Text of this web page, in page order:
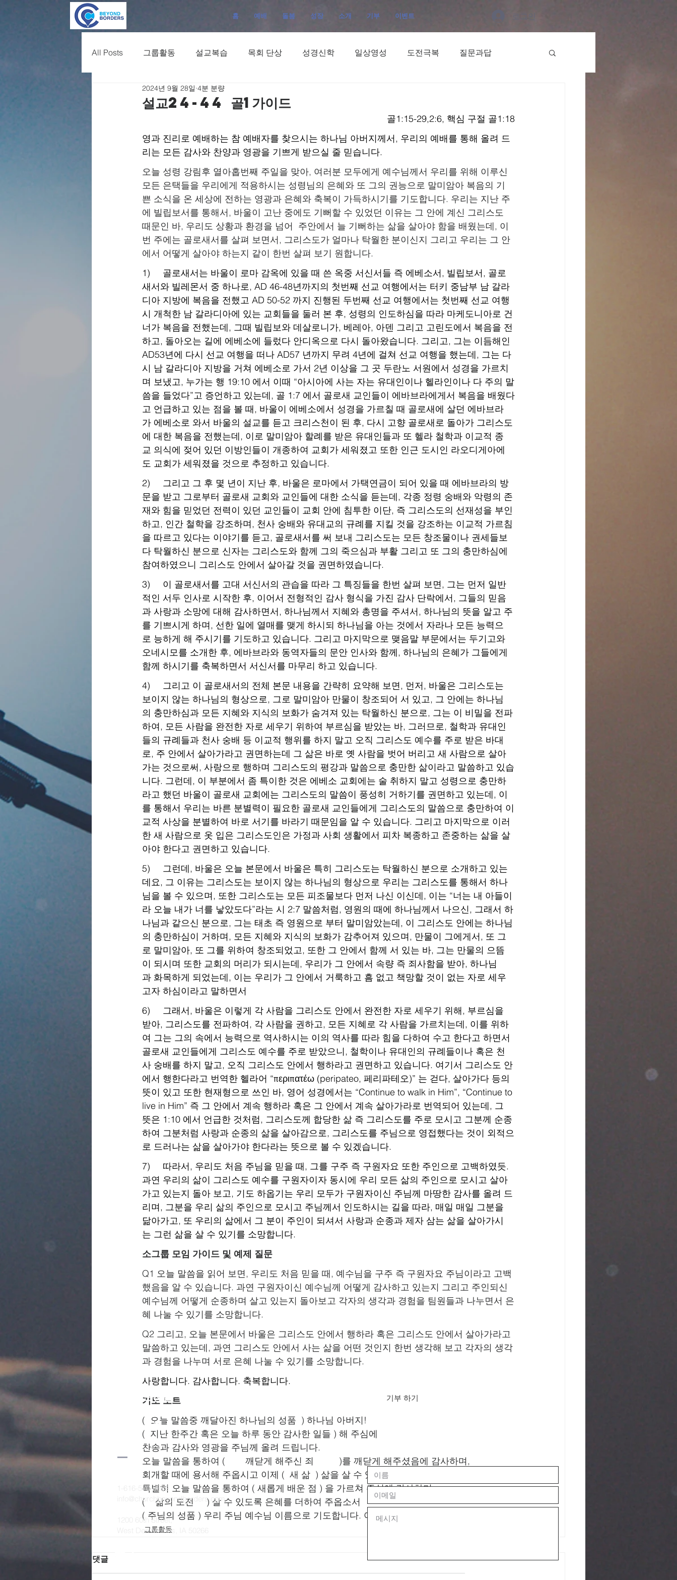
홈 예배 돌봄 성장 소개 기부 이벤트
All Posts 그룹활동 설교복습 목회 단상 성경신학 일상영성 도전극복 질문과답
설교24-44 골1가이드
2024년 9월 28일 4분 분량
골1:15-29,2:6, 핵심 구절 골1:18
영과 진리로 예배하는 참 예배자를 찾으시는 하나님 아버지께서, 우리의 예배를 통해 올려 드
리는 모든 감사와 찬양과 영광을 기쁘게 받으실 줄 믿습니다.
오늘 성령 강림후 열아홉번째 주일을 맞아, 여러분 모두에게 예수님께서 우리를 위해 이루신
모든 은택들을 우리에게 적용하시는 성령님의 은혜와 또 그의 권능으로 말미암아 복음의 기
쁜 소식을 온 세상에 전하는 영광과 은혜와 축복이 가득하시기를 기도합니다. 우리는 지난 주
에 빌립보서를 통해서, 바울이 고난 중에도 기뻐할 수 있었던 이유는 그 안에 계신 그리스도
때문인 바, 우리도 상황과 환경을 넘어  주안에서 늘 기뻐하는 삶을 살아야 함을 배웠는데, 이
번 주에는 골로새서를 살펴 보면서, 그리스도가 얼마나 탁월한 분이신지 그리고 우리는 그 안
에서 어떻게 살아야 하는지 같이 한번 살펴 보기 원합니다.
1)     골로새서는 바울이 로마 감옥에 있을 때 쓴 옥중 서신서들 즉 에베소서, 빌립보서, 골로
새서와 빌레몬서 중 하나로, AD 46-48년까지의 첫번째 선교 여행에서는 터키 중남부 남 갈라
디아 지방에 복음을 전했고 AD 50-52 까지 진행된 두번째 선교 여행에서는 첫번째 선교 여행
시 개척한 남 갈라디아에 있는 교회들을 둘러 본 후, 성령의 인도하심을 따라 마케도니아로 건
너가 복음을 전했는데, 그때 빌립보와 데살로니가, 베레아, 아덴 그리고 고린도에서 복음을 전
하고, 돌아오는 길에 에베소에 들렀다 안디옥으로 다시 돌아왔습니다. 그리고, 그는 이듬해인
AD53년에 다시 선교 여행을 떠나 AD57 년까지 무려 4년에 걸쳐 선교 여행을 했는데, 그는 다
시 남 갈라디아 지방을 거쳐 에베소로 가서 2년 이상을 그 곳 두란노 서원에서 성경을 가르치
며 보냈고, 누가는 행 19:10 에서 이때 “아시아에 사는 자는 유대인이나 헬라인이나 다 주의 말
씀을 들었다”고 증언하고 있는데, 골 1:7 에서 골로새 교인들이 에바브라에게서 복음을 배웠다
고 언급하고 있는 점을 볼 때, 바울이 에베소에서 성경을 가르칠 때 골로새에 살던 에바브라
가 에베소로 와서 바울의 설교를 듣고 크리스천이 된 후, 다시 고향 골로새로 돌아가 그리스도
에 대한 복음을 전했는데, 이로 말미암아 할례를 받은 유대인들과 또 헬라 철학과 이교적 종
교 의식에 젖어 있던 이방인들이 개종하여 교회가 세워졌고 또한 인근 도시인 라오디게아에
도 교회가 세워졌을 것으로 추정하고 있습니다.
2)     그리고 그 후 몇 년이 지난 후, 바울은 로마에서 가택연금이 되어 있을 때 에바브라의 방
문을 받고 그로부터 골로새 교회와 교인들에 대한 소식을 듣는데, 각종 정령 숭배와 악령의 존
재와 힘을 믿었던 전력이 있던 교인들이 교회 안에 침투한 이단, 즉 그리스도의 선재성을 부인
하고, 인간 철학을 강조하며, 천사 숭배와 유대교의 규례를 지킬 것을 강조하는 이교적 가르침
을 따르고 있다는 이야기를 듣고, 골로새서를 써 보내 그리스도는 모든 창조물이나 권세들보
다 탁월하신 분으로 신자는 그리스도와 함께 그의 죽으심과 부활 그리고 또 그의 충만하심에
참여하였으니 그리스도 안에서 살아갈 것을 권면하였습니다.
3)     이 골로새서를 고대 서신서의 관습을 따라 그 특징들을 한번 살펴 보면, 그는 먼저 일반
적인 서두 인사로 시작한 후, 이어서 전형적인 감사 형식을 가진 감사 단락에서, 그들의 믿음
과 사랑과 소망에 대해 감사하면서, 하나님께서 지혜와 총명을 주셔서, 하나님의 뜻을 알고 주
를 기쁘시게 하며, 선한 일에 열매를 맺게 하시되 하나님을 아는 것에서 자라나 모든 능력으
로 능하게 해 주시기를 기도하고 있습니다. 그리고 마지막으로 맺음말 부문에서는 두기고와
오네시모를 소개한 후, 에바브라와 동역자들의 문안 인사와 함께, 하나님의 은혜가 그들에게
함께 하시기를 축복하면서 서신서를 마무리 하고 있습니다.
4)     그리고 이 골로새서의 전체 본문 내용을 간략히 요약해 보면, 먼저, 바울은 그리스도는
보이지 않는 하나님의 형상으로, 그로 말미암아 만물이 창조되어 서 있고, 그 안에는 하나님
의 충만하심과 모든 지혜와 지식의 보화가 숨겨져 있는 탁월하신 분으로, 그는 이 비밀을 전파
하여, 모든 사람을 완전한 자로 세우기 위하여 부르심을 받았는 바, 그러므로, 철학과 유대인
들의 규례들과 천사 숭배 등 이교적 행위를 하지 말고 오직 그리스도 예수를 주로 받은 바대
로, 주 안에서 살아가라고 권면하는데 그 삶은 바로 옛 사람을 벗어 버리고 새 사람으로 살아
가는 것으로써, 사랑으로 행하며 그리스도의 평강과 말씀으로 충만한 삶이라고 말씀하고 있습
니다. 그런데, 이 부분에서 좀 특이한 것은 에베소 교회에는 술 취하지 말고 성령으로 충만하
라고 했던 바울이 골로새 교회에는 그리스도의 말씀이 풍성히 거하기를 권면하고 있는데, 이
를 통해서 우리는 바른 분별력이 필요한 골로새 교인들에게 그리스도의 말씀으로 충만하여 이
교적 사상을 분별하여 바로 서기를 바라기 때문임을 알 수 있습니다. 그리고 마지막으로 이러
한 새 사람으로 옷 입은 그리스도인은 가정과 사회 생활에서 피차 복종하고 존중하는 삶을 살
아야 한다고 권면하고 있습니다.
5)     그런데, 바울은 오늘 본문에서 바울은 특히 그리스도는 탁월하신 분으로 소개하고 있는
데요, 그 이유는 그리스도는 보이지 않는 하나님의 형상으로 우리는 그리스도를 통해서 하나
님을 볼 수 있으며, 또한 그리스도는 모든 피조물보다 먼저 나신 이신데, 이는 “너는 내 아들이
라 오늘 내가 너를 낳았도다”라는 시 2:7 말씀처럼, 영원의 때에 하나님께서 나으신, 그래서 하
나님과 같으신 분으로, 그는 태초 즉 영원으로 부터 말미암았는데, 이 그리스도 안에는 하나님
의 충만하심이 거하며, 모든 지혜와 지식의 보화가 감추어져 있으며, 만물이 그에게서, 또 그
로 말미암아, 또 그를 위하여 창조되었고, 또한 그 안에서 함께 서 있는 바, 그는 만물의 으뜸
이 되시며 또한 교회의 머리가 되시는데, 우리가 그 안에서 속량 즉 죄사함을 받아, 하나님
과 화목하게 되었는데, 이는 우리가 그 안에서 거룩하고 흠 없고 책망할 것이 없는 자로 세우
고자 하심이라고 말하면서
6)     그래서, 바울은 이렇게 각 사람을 그리스도 안에서 완전한 자로 세우기 위해, 부르심을
받아, 그리스도를 전파하여, 각 사람을 권하고, 모든 지혜로 각 사람을 가르치는데, 이를 위하
여 그는 그의 속에서 능력으로 역사하시는 이의 역사를 따라 힘을 다하여 수고 한다고 하면서
골로새 교인들에게 그리스도 예수를 주로 받았으니, 철학이나 유대인의 규례들이나 혹은 천
사 숭배를 하지 말고, 오직 그리스도 안에서 행하라고 권면하고 있습니다. 여기서 그리스도 안
에서 행한다라고 번역한 헬라어 “περιπατέω (peripateo, 페리파테오)” 는 걷다, 살아가다 등의
뜻이 있고 또한 현재형으로 쓰인 바, 영어 성경에서는 “Continue to walk in Him”, “Continue to
live in Him” 즉 그 안에서 계속 행하라 혹은 그 안에서 계속 살아가라로 번역되어 있는데, 그
뜻은 1:10 에서 언급한 것처럼, 그리스도께 합당한 삶 즉 그리스도를 주로 모시고 그분께 순종
하여 그분처럼 사랑과 순종의 삶을 살아감으로, 그리스도를 주님으로 영접했다는 것이 외적으
로 드러나는 삶을 살아가야 한다라는 뜻으로 볼 수 있겠습니다.
7)     따라서, 우리도 처음 주님을 믿을 때, 그를 구주 즉 구원자요 또한 주인으로 고백하였듯.
과연 우리의 삶이 그리스도 예수를 구원자이자 동시에 우리 모든 삶의 주인으로 모시고 살아
가고 있는지 돌아 보고, 기도 하옵기는 우리 모두가 구원자이신 주님께 마땅한 감사를 올려 드
리며, 그분을 우리 삶의 주인으로 모시고 주님께서 인도하시는 길을 따라, 매일 매일 그분을
닮아가고, 또 우리의 삶에서 그 분이 주인이 되셔서 사랑과 순종과 제자 삼는 삶을 살아가시
는 그런 삶을 살 수 있기를 소망합니다.
소그룹 모임 가이드 및 예제 질문
Q1 오늘 말씀을 읽어 보면, 우리도 처음 믿을 때, 예수님을 구주 즉 구원자요 주님이라고 고백
했음을 알 수 있습니다. 과연 구원자이신 예수님께 어떻게 감사하고 있는지 그리고 주인되신
예수님께 어떻게 순종하며 살고 있는지 돌아보고 각자의 생각과 경험을 팀원들과 나누면서 은
혜 나눌 수 있기를 소망합니다.
Q2 그리고, 오늘 본문에서 바울은 그리스도 안에서 행하라 혹은 그리스도 안에서 살아가라고
말씀하고 있는데, 과연 그리스도 안에서 사는 삶을 어떤 것인지 한번 생각해 보고 각자의 생각
과 경험을 나누며 서로 은혜 나눌 수 있기를 소망합니다.
사랑합니다. 감사합니다. 축복합니다.
기도 노트
(  오늘 말씀중 깨달아진 하나님의 성품  ) 하나님 아버지!
(  지난 한주간 혹은 오늘 하루 동안 감사한 일들 ) 해 주심에
찬송과 감사와 영광을 주님께 올려 드립니다.
오늘 말씀을 통하여 (        깨닫게 해주신 죄          )를 깨닫게 해주셨음에 감사하며,
회개할 때에 용서해 주옵시고 이제 (  새 삶  ) 삶을 살 수 있도록 도와 주옵소서
특별히 오늘 말씀을 통하여 ( 새롭게 배운 점 ) 을 가르쳐 주심에 감사하며
(    삶의 도전     ) 살 수 있도록 은혜를 더하여 주옵소서
( 주님의 성품 ) 우리 주님 예수님 이름으로 기도합니다. 아멘.
그룹활동
댓글
모든 도전을 넘어
​한울 교회
1-616-570-9689
info@churchbeyondborders.com
1200 60th Street,
West Des Moines, IA 50266
기부 하기